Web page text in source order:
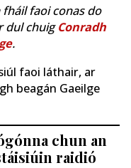
faoi conas do
dul chuigConradh
.
faoi láthair, ar
beagán Gaeilge
chun an
raidió